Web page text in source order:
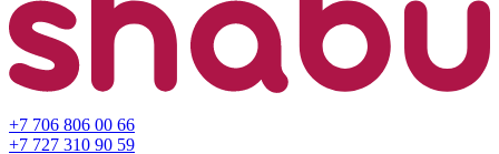
+7 706 806 00 66
+7 727 310 90 59